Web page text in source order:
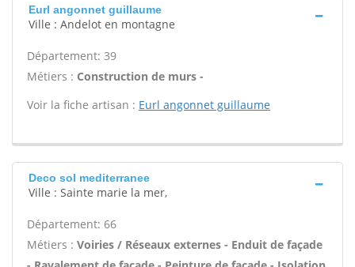
Eurl angonnet guillaume
Ville : Andelot en montagne
Département: 39
Métiers : Construction de murs -
Voir la fiche artisan : Eurl angonnet guillaume
Deco sol mediterranee
Ville : Sainte marie la mer,
Département: 66
Métiers : Voiries / Réseaux externes - Enduit de façade